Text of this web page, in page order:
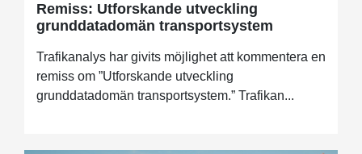
Remiss: Utforskande utveckling
grunddatadomän transportsystem
Trafikanalys har givits möjlighet att kommentera en
remiss om ”Utforskande utveckling
grunddatadomän transportsystem.” Trafikan...